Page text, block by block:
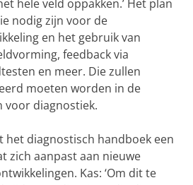
hele veld oppakken.’ Het plan
nodig zijn voor de
en het gebruik van
feedback via
en meer. Die zullen
moeten worden in de
voor diagnostiek.
het diagnostisch handboek een
zich aanpast aan nieuwe
Kas: ‘Om dit te